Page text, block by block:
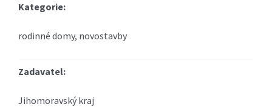
Kategorie:
rodinné domy, novostavby
Zadavatel:
Jihomoravský kraj